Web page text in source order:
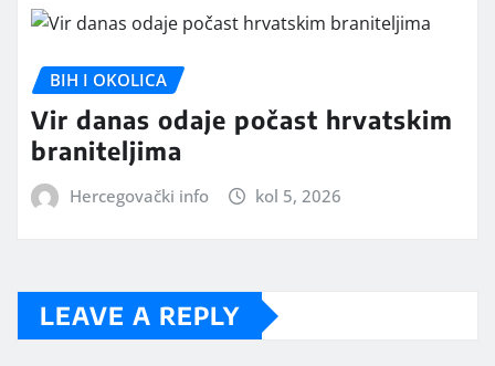
BIH I OKOLICA
Vir danas odaje počast hrvatskim
braniteljima
Hercegovački info kol 5, 2026
LEAVE A REPLY